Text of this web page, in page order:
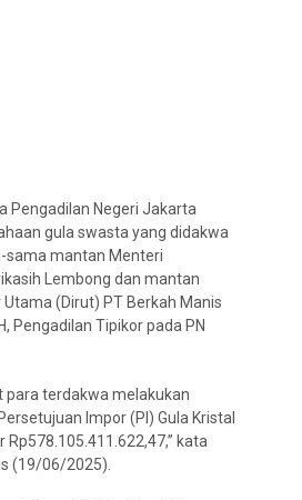
Pengadilan Negeri Jakarta
gula swasta yang didakwa
sama mantan Menteri
Lembong dan mantan
(Dirut) PT Berkah Manis
Pengadilan Tipikor pada PN
para terdakwa melakukan
Impor (PI) Gula Kristal
kata
(19/06/2025).